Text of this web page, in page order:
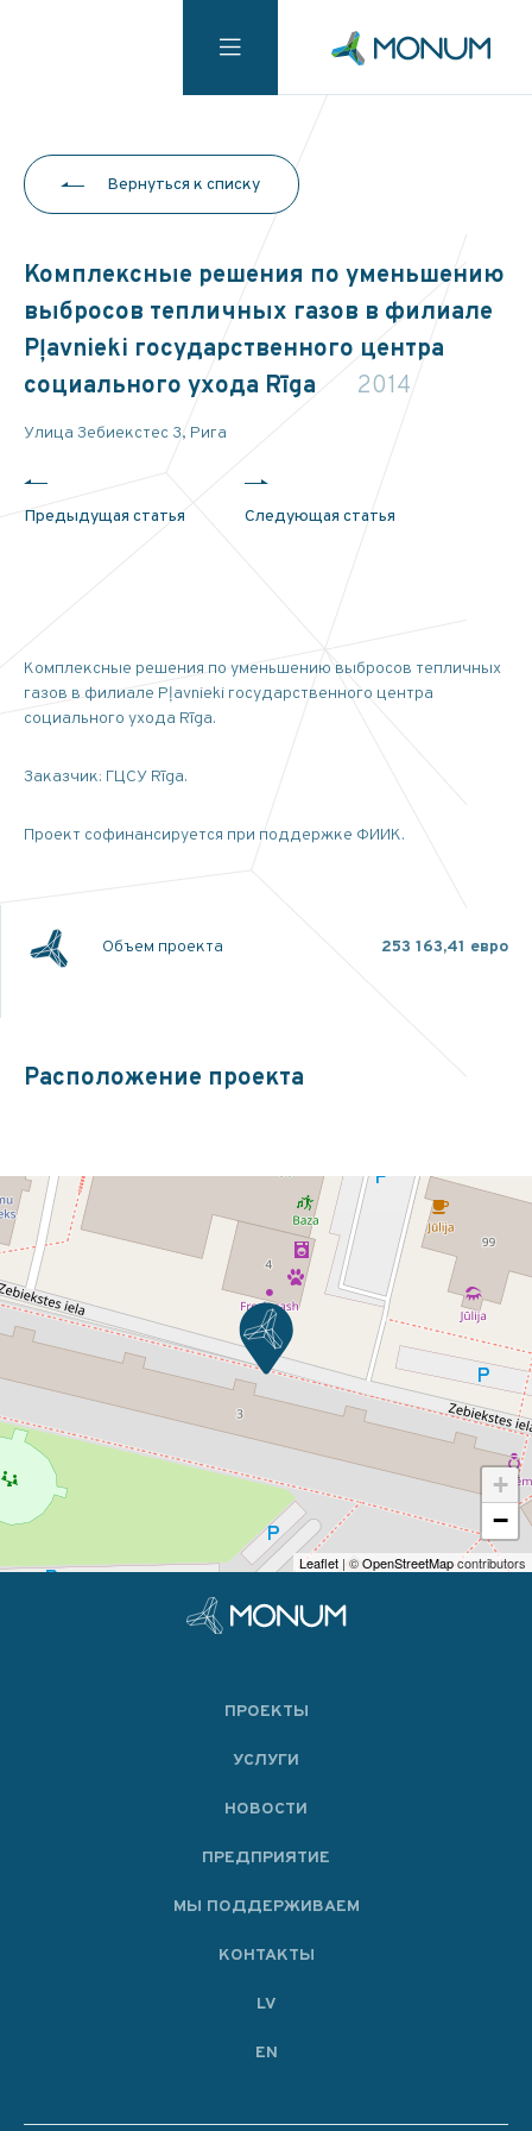
Вернуться к списку
Комплексные решения по уменьшению
выбросов тепличных газов в филиале
Pļavnieki государственного центра
социального ухода Rīga
2014
Улица Зебиекстес 3, Рига
Предыдущая статья Следующая статья
Комплексные решения по уменьшению выбросов тепличных
газов в филиале Pļavnieki государственного центра
социального ухода Rīga.
Заказчик: ГЦСУ Rīga.
Проект софинансируется при поддержке ФИИК.
Объем проекта 253 163,41 евро
Расположение проекта
+
−
Leaflet | ©OpenStreetMapcontributors
ПРОЕКТЫ
УСЛУГИ
НОВОСТИ
ПРЕДПРИЯТИЕ
МЫ ПОДДЕРЖИВАЕМ
KОНТАКТЫ
LV
EN